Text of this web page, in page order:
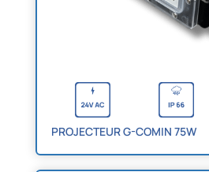
PROJECTEUR G-COMIN 75W